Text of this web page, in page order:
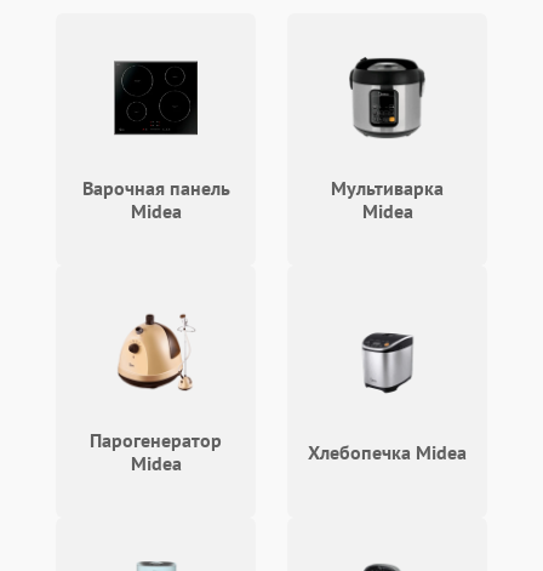
Сбои в работе таймера Подробнее →
Варочная панель
Midea
Мультиварка
Midea
Парогенератор
Midea
Хлебопечка Midea